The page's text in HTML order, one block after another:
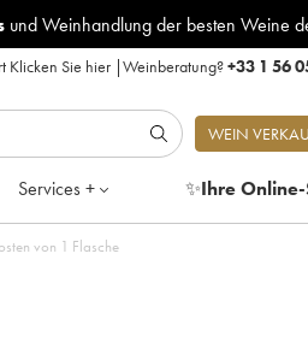
und Weinhandlung der besten Weine
Klicken Sie hier|Weinberatung?+33 1 56
WEIN
Services + ✨Ihre
Overnoy-Houillon (Domaine) 2018 - Posten von 1 Flasche